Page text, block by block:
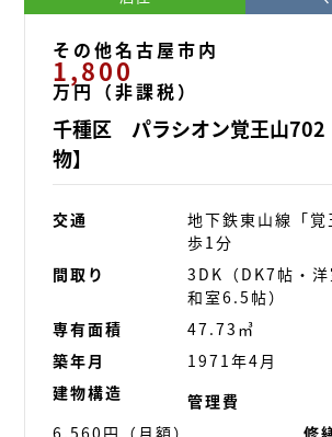
その他名古屋市内
1,800
万円（非課税）
千種区 パラシオン覚王山702
物】
交通
地下鉄東山線「
歩1分
間取り
3DK（DK7帖・
和室6.5帖）
専有面積
47.73㎥
築年月
1971年4月
建物構造
管理費